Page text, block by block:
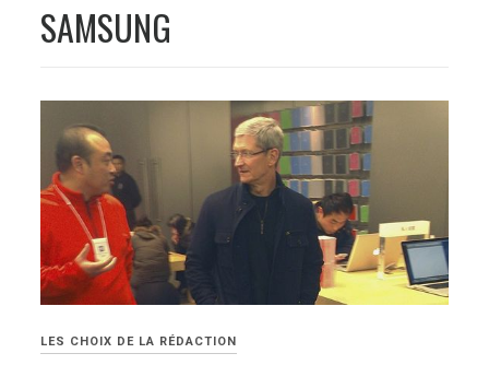
SAMSUNG
LES CHOIX DE LA RÉDACTION